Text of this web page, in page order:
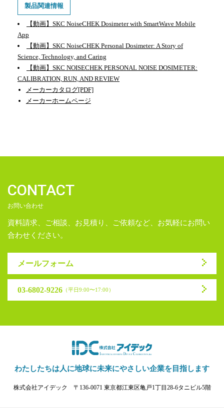
製品関連情報
【動画】SKC NoiseCHEK Dosimeter with SmartWave Mobile
App
【動画】SKC NoiseCHEK Personal Dosimeter: A Story of
Science, Technology, and Caring
【動画】SKC NOISECHEK PERSONAL NOISE DOSIMETER:
CALIBRATION, RUN, AND REVIEW
メーカーカタログ[PDF]
メーカーホームページ
CONTACT
お問い合わせ
資料請求、ご相談、お見積り、ご依頼など、お気軽にお問い
合わせください。
メールフォーム
03-6802-9226 （平日9:00〜17:00）
わたしたちは人に地球に未来にやさしい企業を目指します
株式会社アイデック 〒136-0071 東京都江東区亀戸1丁目28-6タニビル5階